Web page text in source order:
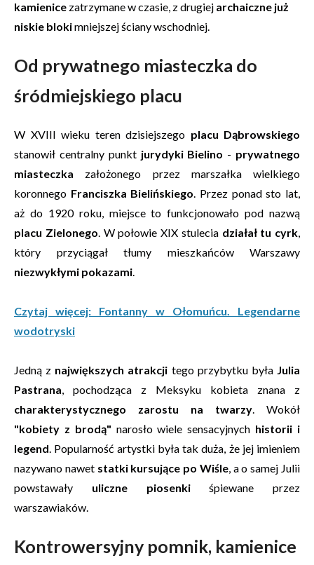
kamienice zatrzymane w czasie, z drugiej archaiczne już
niskie blokimniejszej ściany wschodniej.
Od prywatnego miasteczka do
śródmiejskiego placu
W XVIII wieku teren dzisiejszego placu Dąbrowskiego
stanowił centralny punkt jurydyki Bielino - prywatnego
miasteczka założonego przez marszałka wielkiego
koronnego Franciszka Bielińskiego. Przez ponad sto lat,
aż do 1920 roku, miejsce to funkcjonowało pod nazwą
placu Zielonego. W połowie XIX stulecia działał tu cyrk,
który przyciągał tłumy mieszkańców Warszawy
niezwykłymi pokazami.
Czytaj więcej: Fontanny w Ołomuńcu. Legendarne
wodotryski
Jedną z największych atrakcji tego przybytku była Julia
Pastrana, pochodząca z Meksyku kobieta znana z
charakterystycznego zarostu na twarzy. Wokół
"kobiety z brodą" narosło wiele sensacyjnych historii i
legend. Popularność artystki była tak duża, że jej imieniem
nazywano nawet statki kursujące po Wiśle, a o samej Julii
powstawały uliczne piosenkiśpiewane przez
warszawiaków.
Kontrowersyjny pomnik, kamienice